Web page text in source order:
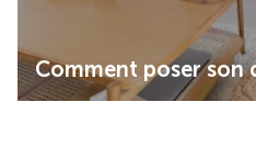
Comment poser son